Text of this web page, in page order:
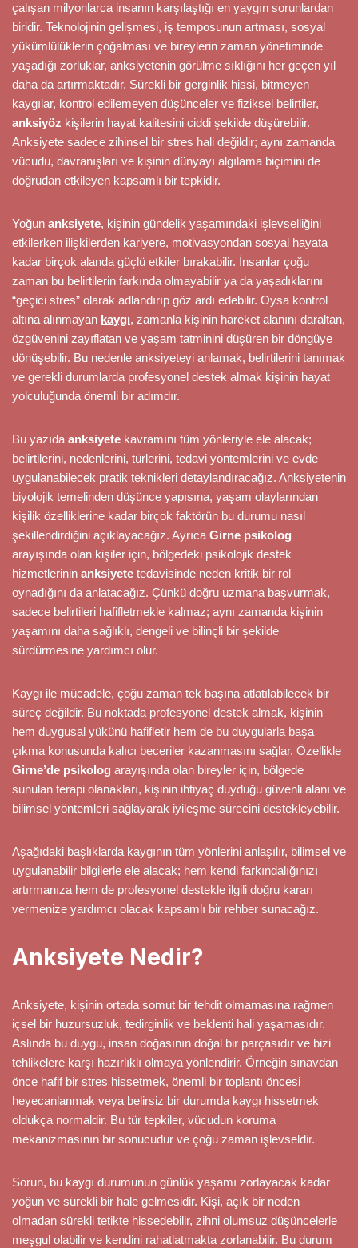
çalışan milyonlarca insanın karşılaştığı en yaygın sorunlardan
biridir. Teknolojinin gelişmesi, iş temposunun artması, sosyal
yükümlülüklerin çoğalması ve bireylerin zaman yönetiminde
yaşadığı zorluklar, anksiyetenin görülme sıklığını her geçen yıl
daha da artırmaktadır. Sürekli bir gerginlik hissi, bitmeyen
kaygılar, kontrol edilemeyen düşünceler ve fiziksel belirtiler,
anksiyöz kişilerin hayat kalitesini ciddi şekilde düşürebilir.
Anksiyete sadece zihinsel bir stres hali değildir; aynı zamanda
vücudu, davranışları ve kişinin dünyayı algılama biçimini de
doğrudan etkileyen kapsamlı bir tepkidir.
Yoğun anksiyete, kişinin gündelik yaşamındaki işlevselliğini
etkilerken ilişkilerden kariyere, motivasyondan sosyal hayata
kadar birçok alanda güçlü etkiler bırakabilir. İnsanlar çoğu
zaman bu belirtilerin farkında olmayabilir ya da yaşadıklarını
“geçici stres” olarak adlandırıp göz ardı edebilir. Oysa kontrol
altına alınmayan kaygı, zamanla kişinin hareket alanını daraltan,
özgüvenini zayıflatan ve yaşam tatminini düşüren bir döngüye
dönüşebilir. Bu nedenle anksiyeteyi anlamak, belirtilerini tanımak
ve gerekli durumlarda profesyonel destek almak kişinin hayat
yolculuğunda önemli bir adımdır.
Bu yazıdaanksiyete kavramını tüm yönleriyle ele alacak;
belirtilerini, nedenlerini, türlerini, tedavi yöntemlerini ve evde
uygulanabilecek pratik teknikleri detaylandıracağız. Anksiyetenin
biyolojik temelinden düşünce yapısına, yaşam olaylarından
kişilik özelliklerine kadar birçok faktörün bu durumu nasıl
şekillendirdiğini açıklayacağız. AyrıcaGirne psikolog
arayışında olan kişiler için, bölgedeki psikolojik destek
hizmetlerinin anksiyete tedavisinde neden kritik bir rol
oynadığını da anlatacağız. Çünkü doğru uzmana başvurmak,
sadece belirtileri hafifletmekle kalmaz; aynı zamanda kişinin
yaşamını daha sağlıklı, dengeli ve bilinçli bir şekilde
sürdürmesine yardımcı olur.
Kaygı ile mücadele, çoğu zaman tek başına atlatılabilecek bir
süreç değildir. Bu noktada profesyonel destek almak, kişinin
hem duygusal yükünü hafifletir hem de bu duygularla başa
çıkma konusunda kalıcı beceriler kazanmasını sağlar. Özellikle
Girne’de psikolog arayışında olan bireyler için, bölgede
sunulan terapi olanakları, kişinin ihtiyaç duyduğu güvenli alanı ve
bilimsel yöntemleri sağlayarak iyileşme sürecini destekleyebilir.
Aşağıdaki başlıklarda kaygının tüm yönlerini anlaşılır, bilimsel ve
uygulanabilir bilgilerle ele alacak; hem kendi farkındalığınızı
artırmanıza hem de profesyonel destekle ilgili doğru kararı
vermenize yardımcı olacak kapsamlı bir rehber sunacağız.
Anksiyete Nedir?
Anksiyete, kişinin ortada somut bir tehdit olmamasına rağmen
içsel bir huzursuzluk, tedirginlik ve beklenti hali yaşamasıdır.
Aslında bu duygu, insan doğasının doğal bir parçasıdır ve bizi
tehlikelere karşı hazırlıklı olmaya yönlendirir. Örneğin sınavdan
önce hafif bir stres hissetmek, önemli bir toplantı öncesi
heyecanlanmak veya belirsiz bir durumda kaygı hissetmek
oldukça normaldir. Bu tür tepkiler, vücudun koruma
mekanizmasının bir sonucudur ve çoğu zaman işlevseldir.
Sorun, bu kaygı durumunun günlük yaşamı zorlayacak kadar
yoğun ve sürekli bir hale gelmesidir. Kişi, açık bir neden
olmadan sürekli tetikte hissedebilir, zihni olumsuz düşüncelerle
meşgul olabilir ve kendini rahatlatmakta zorlanabilir. Bu durum